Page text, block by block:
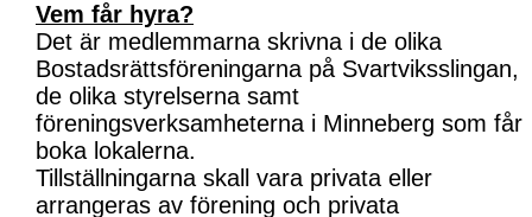
Vem får hyra?
Det är medlemmarna skrivna i de olika
Bostadsrättsföreningarna på Svartviksslingan,
de olika styrelserna samt
föreningsverksamheterna i Minneberg som får
boka lokalerna.
Tillställningarna skall vara privata eller
arrangeras av förening och privata